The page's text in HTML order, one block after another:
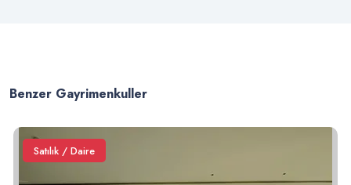
Benzer Gayrimenkuller
Satılık / Daire